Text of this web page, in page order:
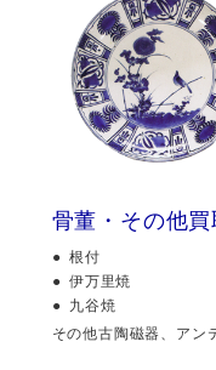
骨董・その他買
根付
伊万里焼
九谷焼
その他古陶磁器、アン